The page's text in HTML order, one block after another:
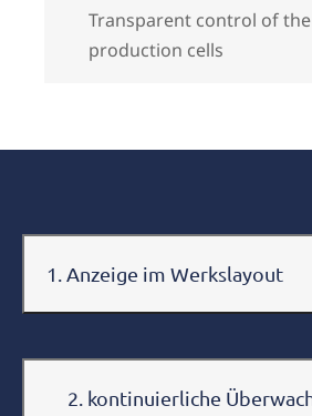
Transparent control of the
production cells
1. Anzeige im Werkslayout
2. kontinuierliche